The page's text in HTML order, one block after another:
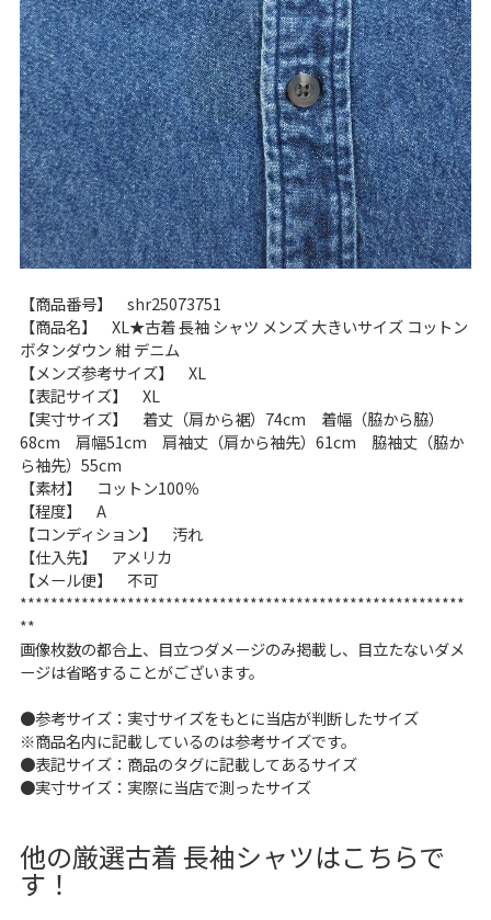
お客様の声 レビュー1万件突破
お気に入りリスト
会社概要・店舗一覧
会員登録
メルマガ登録
古着卸売
特定商取引法に基づく表示
プライバシーポリシー
お問い合わせ
【商品番号】 shr25073751
【商品名】 XL★古着 長袖 シャツ メンズ 大きいサイズ コットン
ボタンダウン 紺 デニム
【メンズ参考サイズ】 XL
【表記サイズ】 XL
【実寸サイズ】 着丈（肩から裾）74cm 着幅（脇から脇）
68cm 肩幅51cm 肩袖丈（肩から袖先）61cm 脇袖丈（脇か
ら袖先）55cm
【素材】 コットン100％
【程度】 A
【コンディション】 汚れ
【仕入先】 アメリカ
【メール便】 不可
**********************************************************
**
画像枚数の都合上、目立つダメージのみ掲載し、目立たないダメ
ージは省略することがございます。
●参考サイズ：実寸サイズをもとに当店が判断したサイズ
※商品名内に記載しているのは参考サイズです。
●表記サイズ：商品のタグに記載してあるサイズ
●実寸サイズ：実際に当店で測ったサイズ
他の厳選古着 長袖シャツはこちらで
す！